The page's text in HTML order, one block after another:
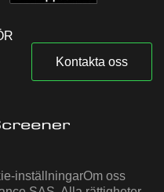
Kontakta oss
inställningarOm oss